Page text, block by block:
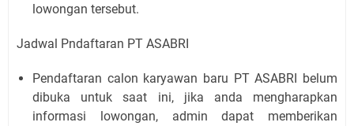
lowongan tersebut.
Jadwal Pndaftaran PT ASABRI
Pendaftaran calon karyawan baru PT ASABRI belum
dibuka untuk saat ini, jika anda mengharapkan
informasi lowongan, admin dapat memberikan